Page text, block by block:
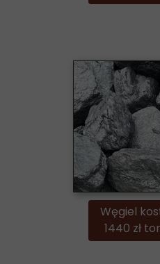
Węgiel
1440 zł